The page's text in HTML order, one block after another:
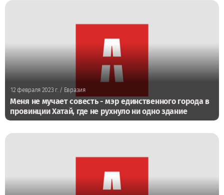
12 февраля 2023 г./ Евразия
Меня не мучает совесть - мэр единственного города в
провинции Хатай, где не рухнуло ни одно здание